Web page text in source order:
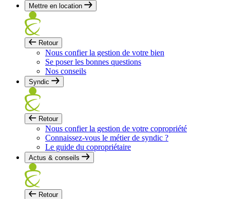
Mettre en location
Retour
Nous confier la gestion de votre bien
Se poser les bonnes questions
Nos conseils
Syndic
Retour
Nous confier la gestion de votre copropriété
Connaissez-vous le métier de syndic ?
Le guide du copropriétaire
Actus & conseils
Retour